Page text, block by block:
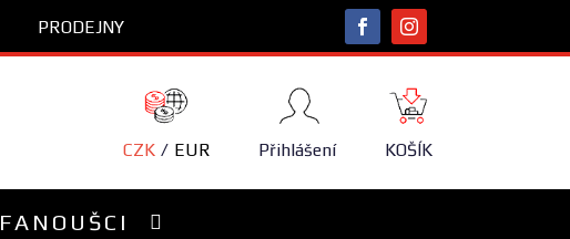
PRODEJNY
CZK EUR Přihlášení
NÁKUPNÍ
KOŠÍK
KOŠÍK
FANOUŠCI